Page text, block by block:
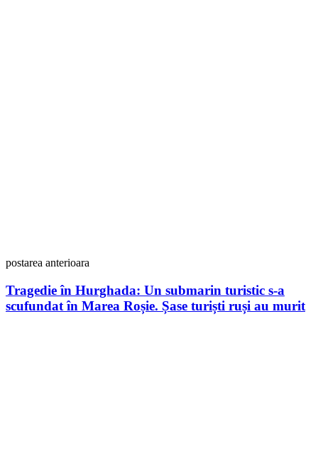
postarea anterioara
Tragedie în Hurghada: Un submarin turistic s-a
scufundat în Marea Roșie. Șase turiști ruși au murit